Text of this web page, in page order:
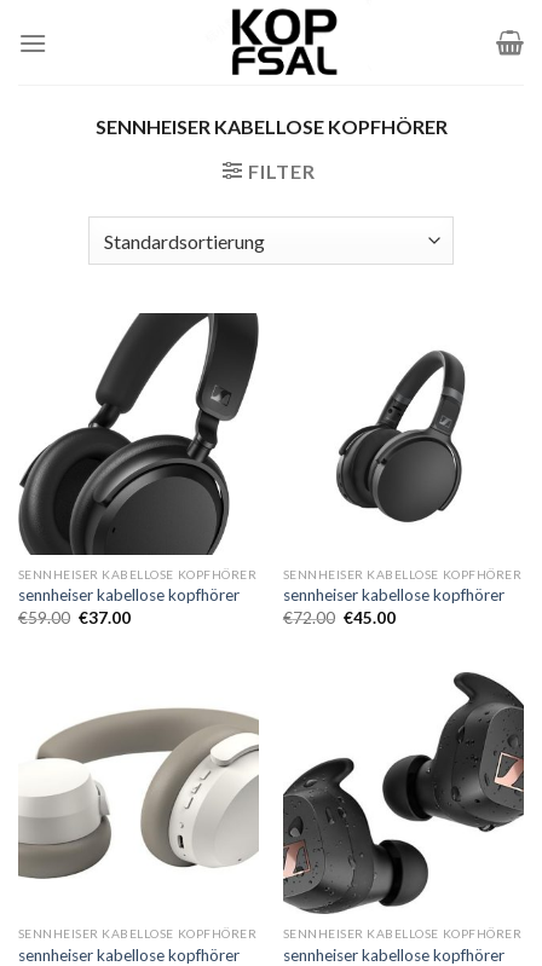
Inhalt
SENNHEISER KABELLOSE KOPFHÖRER
FILTER
SENNHEISER KABELLOSE KOPFHÖRER
sennheiser kabellose kopfhörer
€59.00 €37.00
SENNHEISER KABELLOSE KOPFHÖRER
sennheiser kabellose kopfhörer
€72.00 €45.00
SENNHEISER KABELLOSE KOPFHÖRER
sennheiser kabellose kopfhörer
SENNHEISER KABELLOSE KOPFHÖRER
sennheiser kabellose kopfhörer